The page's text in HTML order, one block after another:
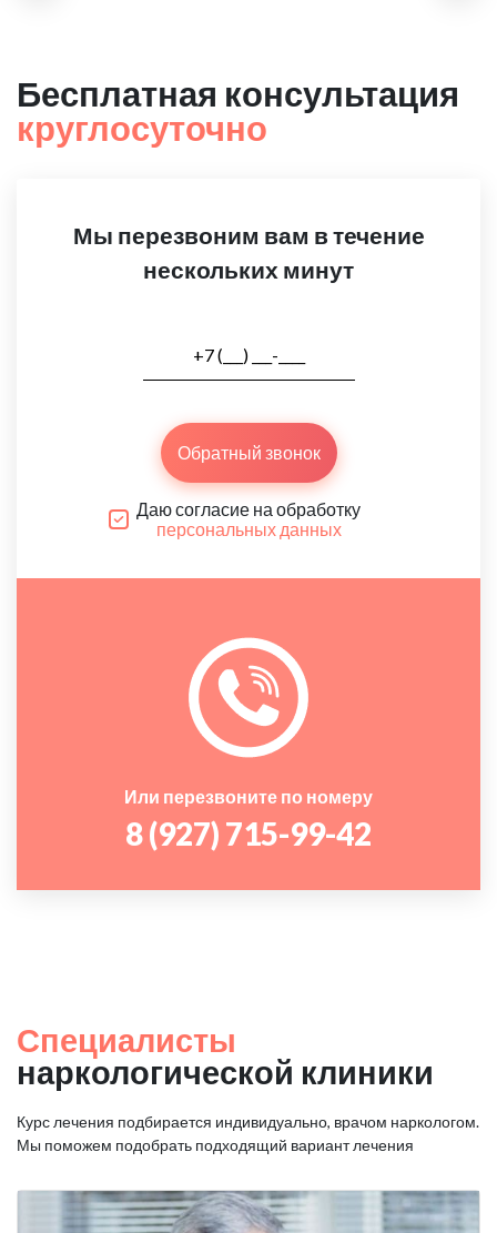
Бесплатная консультация
круглосуточно
Мы перезвоним вам в течение
нескольких минут
Обратный звонок
Даю согласие на обработку
персональных данных
Или перезвоните по номеру
8 (927) 715-99-42
Специалисты
наркологической клиники
Курс лечения подбирается индивидуально, врачом наркологом.
Мы поможем подобрать подходящий вариант лечения